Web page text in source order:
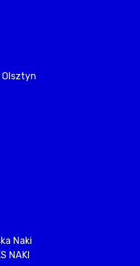
Olsztyn
Naki
NAKI